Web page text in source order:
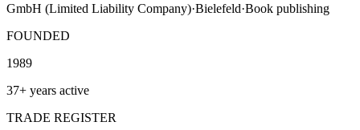
GmbH (Limited Liability Company)·Bielefeld·Book publishing
FOUNDED
1989
37+ years active
TRADE REGISTER